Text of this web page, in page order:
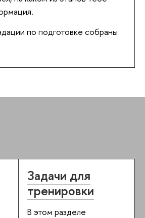
по подготовке собраны
Задачи для
тренировки
В этом разделе